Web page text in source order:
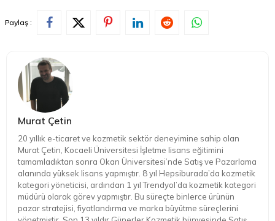
Paylaş :
Murat Çetin
20 yıllık e-ticaret ve kozmetik sektör deneyimine sahip olan
Murat Çetin, Kocaeli Üniversitesi İşletme lisans eğitimini
tamamladıktan sonra Okan Üniversitesi’nde Satış ve Pazarlama
alanında yüksek lisans yapmıştır. 8 yıl Hepsiburada’da kozmetik
kategori yöneticisi, ardından 1 yıl Trendyol’da kozmetik kategori
müdürü olarak görev yapmıştır. Bu süreçte binlerce ürünün
pazar stratejisi, fiyatlandırma ve marka büyütme süreçlerini